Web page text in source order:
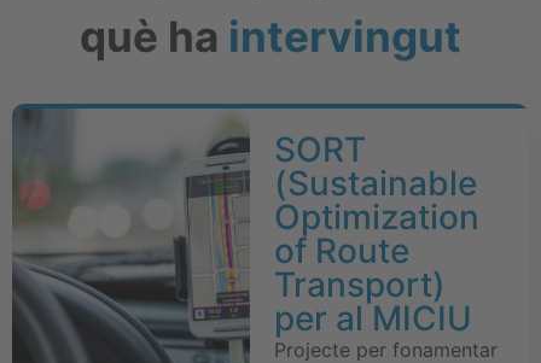
què ha intervingut
SORT
(Sustainable
Optimization
of Route
Transport)
per al MICIU
Projecte per fonamentar